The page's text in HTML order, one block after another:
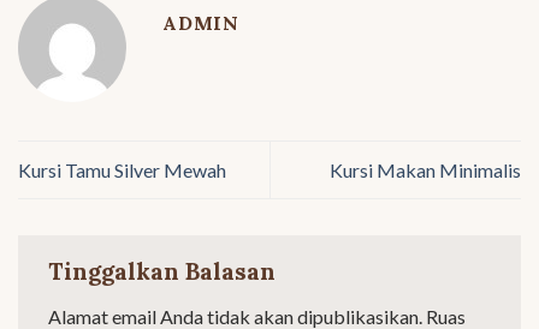
ADMIN
Kursi Tamu Silver Mewah Kursi Makan Minimalis
Tinggalkan Balasan
Alamat email Anda tidak akan dipublikasikan. Ruas